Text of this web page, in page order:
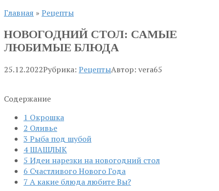
Главная » Рецепты
НОВОГОДНИЙ СТОЛ: САМЫЕ
ЛЮБИМЫЕ БЛЮДА
25.12.2022Рубрика: РецептыАвтор: vera65
Содержание
1 Окрошка
2 Оливье
3 Рыба под шубой
4ШАШЛЫК
5 Идеи нарезки на новогодний стол
6 Счастливого Нового Года
7 А какие блюда любите Вы?